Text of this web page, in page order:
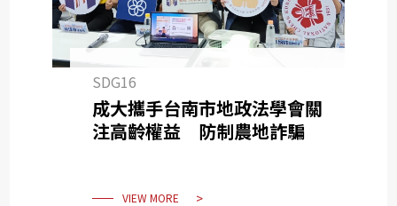
SDG16
成大攜手台南市地政法學會關
注高齡權益 防制農地詐騙
VIEW MORE